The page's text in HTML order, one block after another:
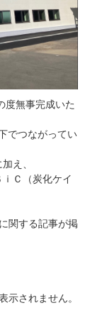
度無事完成いた
でつながってい
え、
Ｃ（炭化ケイ
関する記事が掲
されません。